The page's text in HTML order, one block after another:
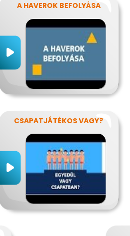
A HAVEROK BEFOLYÁSA
CSAPATJÁTÉKOS VAGY?